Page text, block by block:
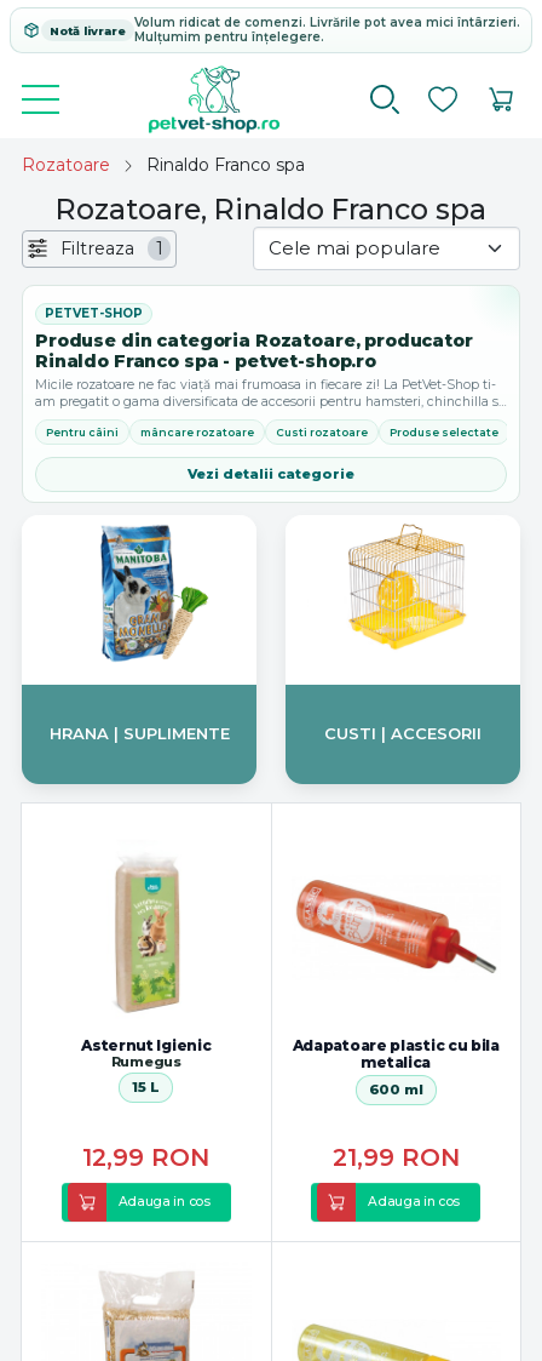
Notă livrare
Volum ridicat de comenzi. Livrările pot avea mici întârzieri.
Mulțumim pentru înțelegere.
Rozatoare Rinaldo Franco spa
Rozatoare, Rinaldo Franco spa
Filtreaza 1
Produse din categoria Rozatoare, producator
Rinaldo Franco spa - petvet-shop.ro
Micile rozatoare ne fac viață mai frumoasa in fiecare zi! La PetVet-Shop ti-
am pregatit o gama diversificata de accesorii pentru hamsteri, chinchilla si
iepuri, astfel incat sa le poti oferi tot ce au nevoie pentru o...
Pentru câini mâncare rozatoare Custi rozatoare Produse selectate
Vezi detalii categorie
HRANA | SUPLIMENTE CUSTI | ACCESORII
Asternut Igienic
Rumegus
15 L
12,99 RON
Adauga in cos
Adapatoare plastic cu bila
metalica
600 ml
21,99 RON
Adauga in cos